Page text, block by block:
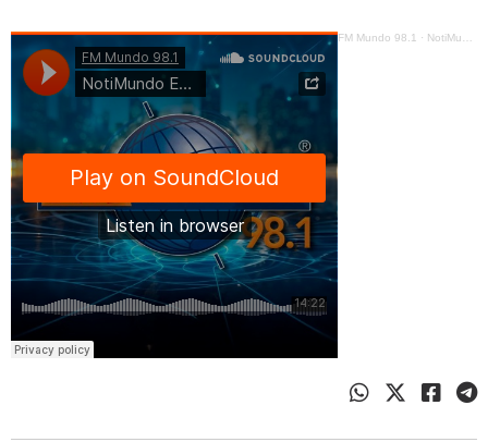
FM Mundo 98.1 · NotiMundo Estelar - Danelkis Camacho, Familia ecuatoriana clama por ayuda- dos adultos mayores permanecen bajo los escombros